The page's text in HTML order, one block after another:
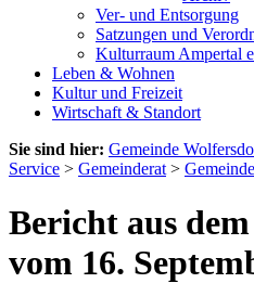
Ver- und Entsorgung
Satzungen und
Kulturraum Ampertal
Leben & Wohnen
Kultur und Freizeit
Wirtschaft & Standort
Sie sind hier: Gemeinde
Service > Gemeinderat >
Bericht aus
vom 16.